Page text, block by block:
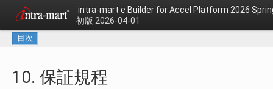
intra-mart e Builder for Accel Platform 2026
初版 2026-04-01
目次
10. 保証規程